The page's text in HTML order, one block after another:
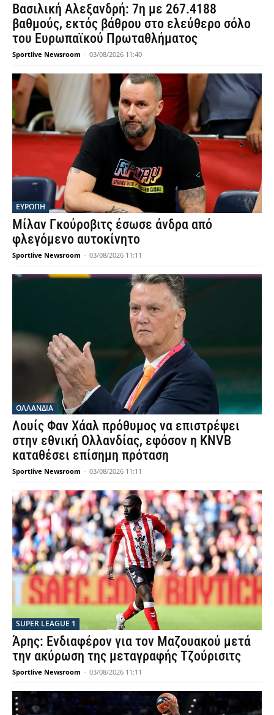
Βασιλική Αλεξανδρή: 7η με 267.4188
βαθμούς, εκτός βάθρου στο ελεύθερο σόλο
του Ευρωπαϊκού Πρωταθλήματος
Sportlive Newsroom - 03/08/2026 11:40
ΕΥΡΩΠΗ
Μίλαν Γκούροβιτς έσωσε άνδρα από
φλεγόμενο αυτοκίνητο
Sportlive Newsroom - 03/08/2026 11:11
OΛΛΑΝΔΊΑ
Λουίς Φαν Χάαλ πρόθυμος να επιστρέψει
στην εθνική Ολλανδίας, εφόσον η KNVB
καταθέσει επίσημη πρόταση
Sportlive Newsroom - 03/08/2026 11:11
SUPER LEAGUE 1
Άρης: Ενδιαφέρον για τον Μαζουακού μετά
την ακύρωση της μεταγραφής Τζούρισιτς
Sportlive Newsroom - 03/08/2026 11:11